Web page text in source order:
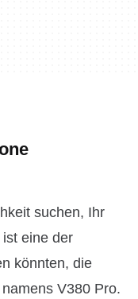
suchen, Ihr
eine der
könnten, die
V380 Pro.